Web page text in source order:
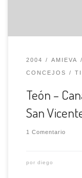
2004 AMIEVA
CONCEJOS
Teón –
San
1 Comentario
por diego